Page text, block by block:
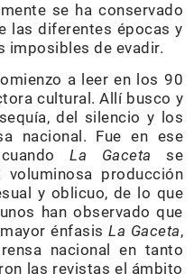
se ha conservado
las diferentes épocas y
imposibles de evadir.
a leer en los 90
cultural. Allí busco y
del silencio y los
nacional. Fue en ese
La Gaceta se
producción
y oblicuo, de lo que
han observado que
énfasisLa Gaceta,
nacional en tanto
las revistas el ámbito